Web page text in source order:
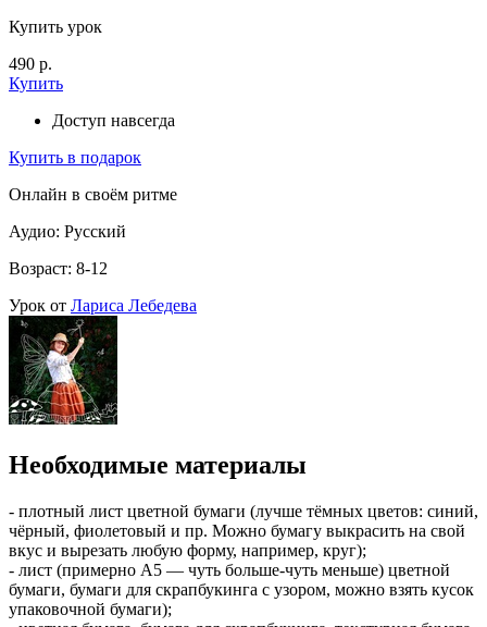
Купить урок
490 р.
Купить
Доступ навсегда
Купить в подарок
Онлайн в своём ритме
Аудио: Русский
Возраст: 8-12
Урок от Лариса Лебедева
Необходимые материалы
- плотный лист цветной бумаги (лучше тёмных цветов: синий,
чёрный, фиолетовый и пр. Можно бумагу выкрасить на свой
вкус и вырезать любую форму, например, круг);
- лист (примерно А5 — чуть больше-чуть меньше) цветной
бумаги, бумаги для скрапбукинга с узором, можно взять кусок
упаковочной бумаги);